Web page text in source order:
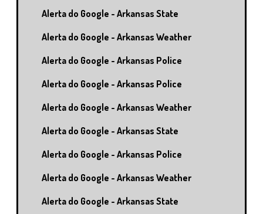
Alerta do Google - Arkansas State
Alerta do Google - Arkansas Weather
Alerta do Google - Arkansas Police
Alerta do Google - Arkansas Police
Alerta do Google - Arkansas Weather
Alerta do Google - Arkansas State
Alerta do Google - Arkansas Police
Alerta do Google - Arkansas Weather
Alerta do Google - Arkansas State